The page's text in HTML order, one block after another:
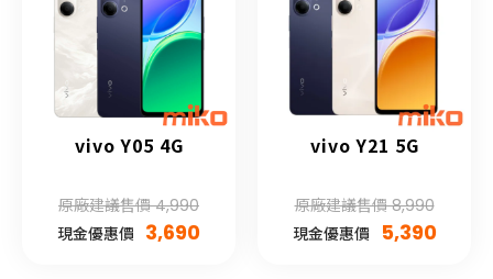
vivo Y05 4G
原廠建議售價 4,990
現金優惠價 3,690
vivo Y21 5G
原廠建議售價 8,990
現金優惠價
5,390